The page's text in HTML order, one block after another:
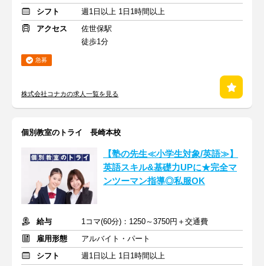
シフト
週1日以上 1日1時間以上
アクセス
佐世保駅
徒歩1分
急募
株式会社コナカの求人一覧を見る
個別教室のトライ 長崎本校
【塾の先生≪小学生対象/英語≫】
英語スキル&基礎力UPに★完全マ
ンツーマン指導◎私服OK
給与
1コマ(60分)：1250～3750円＋交通費
雇用形態
アルバイト・パート
シフト
週1日以上 1日1時間以上